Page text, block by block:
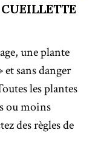
une plante
et sans danger
les plantes
ou moins
des règles de